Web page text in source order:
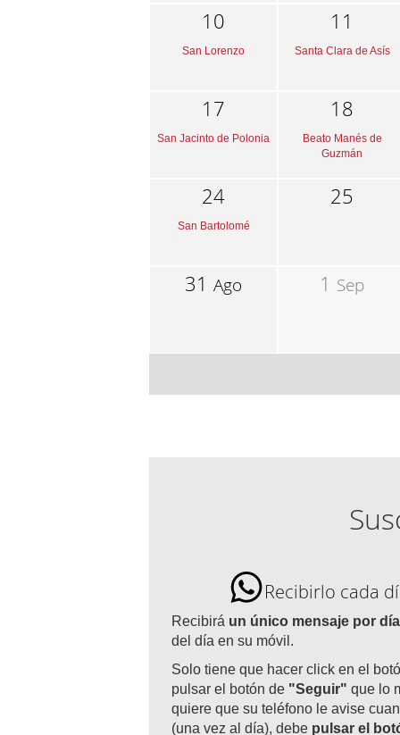
10
San Lorenzo
11
Santa Clara de Asís
17
San Jacinto de Polonia
18
Beato Manés de
Guzmán
24
San Bartolomé
25
31Ago 1 Sep
Recibirlo cada
Recibirá un único mensaje por día
del día en su móvil.
Solo tiene que hacer click en el
pulsar el botón de "Seguir" que lo
quiere que su teléfono le avise
(una vez al día), debe pulsar el